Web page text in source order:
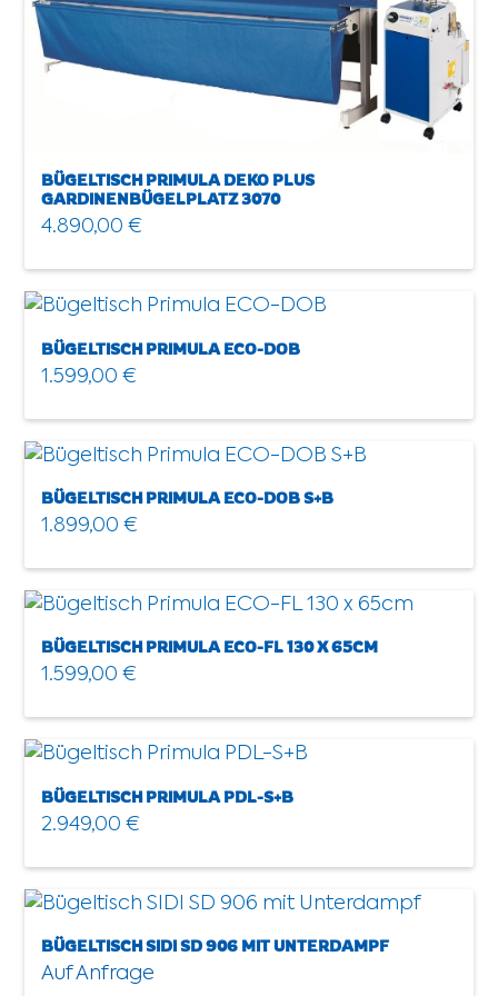
Zurücksetzen
BÜGELTISCH PRIMULA DEKO PLUS
GARDINENBÜGELPLATZ 3070
4.890,00€
BÜGELTISCH PRIMULA ECO-DOB
1.599,00€
BÜGELTISCH PRIMULA ECO-DOB S+B
1.899,00€
BÜGELTISCH PRIMULA ECO-FL 130 X 65CM
1.599,00€
BÜGELTISCH PRIMULA PDL-S+B
2.949,00€
BÜGELTISCH SIDI SD 906 MIT UNTERDAMPF